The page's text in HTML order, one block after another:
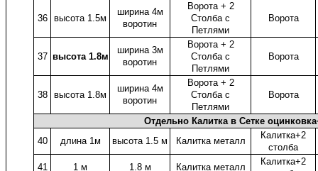
36 высота 1.5м
ширина 4м
воротин
Ворота + 2
Столба с
Петлями
Ворота
37 высота 1.8м
ширина 3м
воротин
Ворота + 2
Столба с
Петлями
Ворота
38 высота 1.8м
ширина 4м
воротин
Ворота + 2
Столба с
Петлями
Ворота
Отдельно Калитка в Сетке
40
длина 1м высота 1.5 м Калитка металл
Калитка+2
столба
41
1 м 1.8 м Калитка металл
Калитка+2